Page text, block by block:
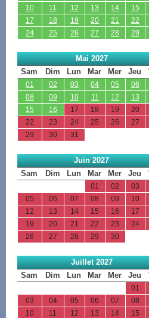
10
11 12 13 14 15
17
18 19 20 21 22
24
25 26 27 28 29
Mai 2027
Sam
Dim Lun Mar Mer Jeu
01 02 03 04 05 06
08
09 10 11 12 13
15
16 17 18 19 20
22
23 24 25 26 27
29
30 31
Juin 2027
Sam
Dim Lun Mar Mer Jeu
01 02 03
05
06 07 08 09 10
12
13 14 15 16 17
19
20 21 22 23 24
26
27 28 29 30
Juillet 2027
Sam
Dim Lun Mar Mer Jeu
01
03
04 05 06 07 08
10
11 12 13 14 15